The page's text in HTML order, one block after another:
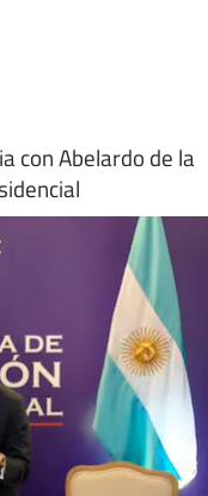
con Abelardo de la